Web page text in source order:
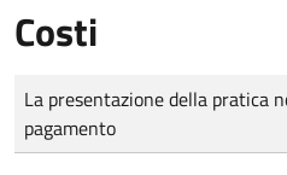
Costi
Tipo di pagamento
Importo
La presentazione della pratica
pagamento